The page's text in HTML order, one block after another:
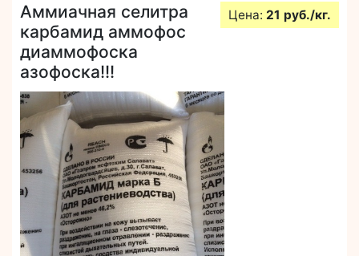
Аммиачная селитра
карбамид аммофос
диаммофоска
азофоска!!!
Цена: 21 руб./кг.